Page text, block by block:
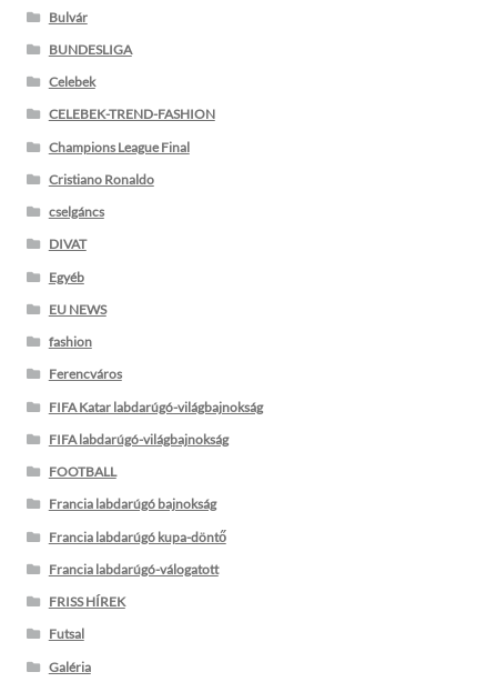
Bulvár
BUNDESLIGA
Celebek
CELEBEK-TREND-FASHION
Champions League Final
Cristiano Ronaldo
cselgáncs
DIVAT
Egyéb
EU NEWS
fashion
Ferencváros
FIFA Katar labdarúgó-világbajnokság
FIFA labdarúgó-világbajnokság
FOOTBALL
Francia labdarúgó bajnokság
Francia labdarúgó kupa-döntő
Francia labdarúgó-válogatott
FRISS HÍREK
Futsal
Galéria